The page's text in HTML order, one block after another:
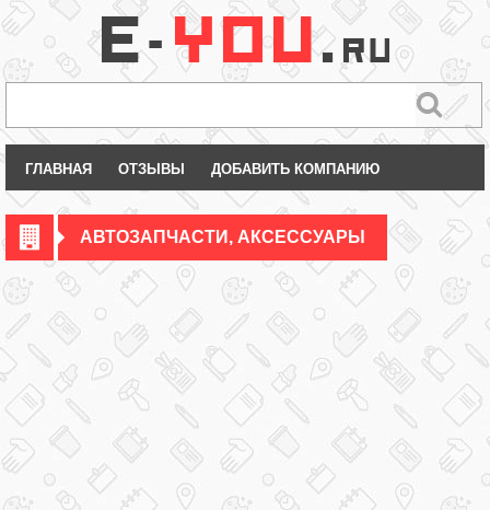
ГЛАВНАЯ ОТЗЫВЫ ДОБАВИТЬ КОМПАНИЮ
АВТОЗАПЧАСТИ, АКСЕССУАРЫ